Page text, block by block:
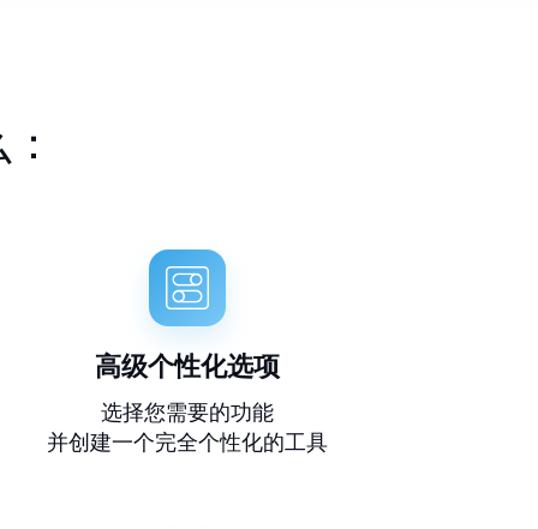
高级个性化选项
选择您需要的功能
并创建一个完全个性化的工具